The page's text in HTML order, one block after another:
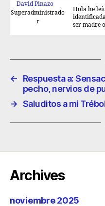
David Pinazo
Superadministrado
r
Hola he
ser madre
←
Respuesta a:
pecho, nervios de
→ Saluditos a mi
Archives
noviembre 2025